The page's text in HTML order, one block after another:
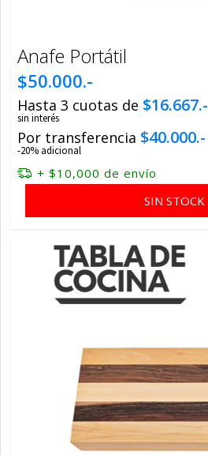
Anafe Portátil
$50.000.-
Hasta 3 cuotas de $16.667.-
sin interés
Por transferencia $40.000.-
-20% adicional
+ $10,000 de envío
SIN STOCK